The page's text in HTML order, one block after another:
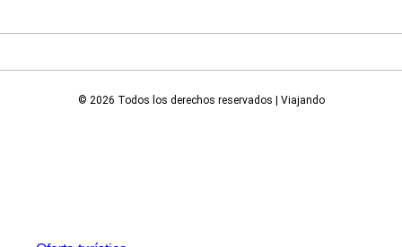
© 2026 Todos los derechos reservados | Viajando